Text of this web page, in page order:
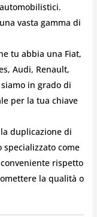
vasta gamma di
tu abbia una Fiat,
Audi, Renault,
in grado di
per la tua chiave
duplicazione di
come
rispetto
la qualità o